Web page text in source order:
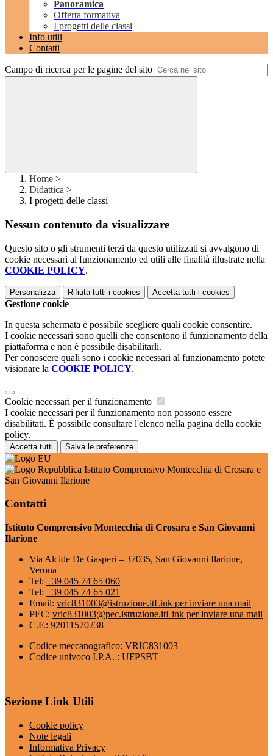
Panoramica
Offerta formativa
I progetti delle classi
Info utili
Contatti
Campo di ricerca per le pagine del sito
Home >
Didattica >
I progetti delle classi
Nessun contenuto da visualizzare
Questo sito o gli strumenti terzi da questo utilizzati si avvalgono di
cookie necessari al funzionamento ed utili alle finalità illustrate nella
COOKIE POLICY.
Personalizza Rifiuta tutti i cookies Accetta tutti i cookies
Gestione cookie
In questa schermata è possibile scegliere quali cookie consentire.
I cookie necessari sono quelli che consentono il funzionamento della
piattaforma e non è possibile disabilitarli.
Per conoscere quali sono i cookie necessari al funzionamento potete
visionare la COOKIE POLICY.
Cookie necessari per il funzionamento
I cookie necessari per il funzionamento non possono essere
disabilitati. È possibile consultare l'elenco nella pagina della cookie
policy.
Accetta tutti Salva le preferenze
Istituto Comprensivo Montecchia di Crosara e
San Giovanni Ilarione
Contatti
Istituto Comprensivo Montecchia di Crosara e San Giovanni
Ilarione
Via Alcide De Gasperi – 37035, San Giovanni Ilarione,
Verona
Tel: +39 045 74 65 060
Tel: +39 045 74 65 021
Email: vric831003@istruzione.itLink per inviare una mail
PEC: vric831003@pec.istruzione.itLink per inviare una mail
C.F.: 92011570238
Codice meccanografico: VRIC831003
Codice univoco I.P.A. : UFPSBT
Sezione Link Utili
Cookie policy
Note legali
Informativa Privacy